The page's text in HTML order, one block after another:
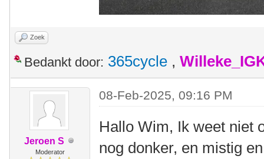
Zoek
Bedankt door: 365cycle ,
Jeroen S
Moderator
08-Feb-2025, 09:16 PM
Hallo Wim, Ik weet niet
nog donker, en mistig